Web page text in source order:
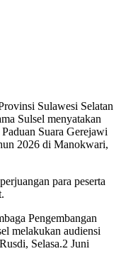
Sulawesi Selatan
Sulsel menyatakan
Suara Gerejawi
2026 di Manokwari,
para peserta
Pengembangan
melakukan audiensi
Selasa.2 Juni